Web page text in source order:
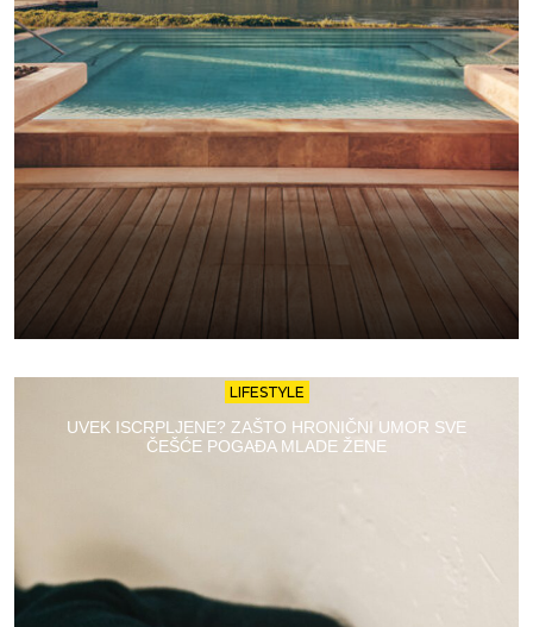
LIFESTYLE
UVEK ISCRPLJENE? ZAŠTO HRONIČNI UMOR SVE
ČEŠĆE POGAĐA MLADE ŽENE